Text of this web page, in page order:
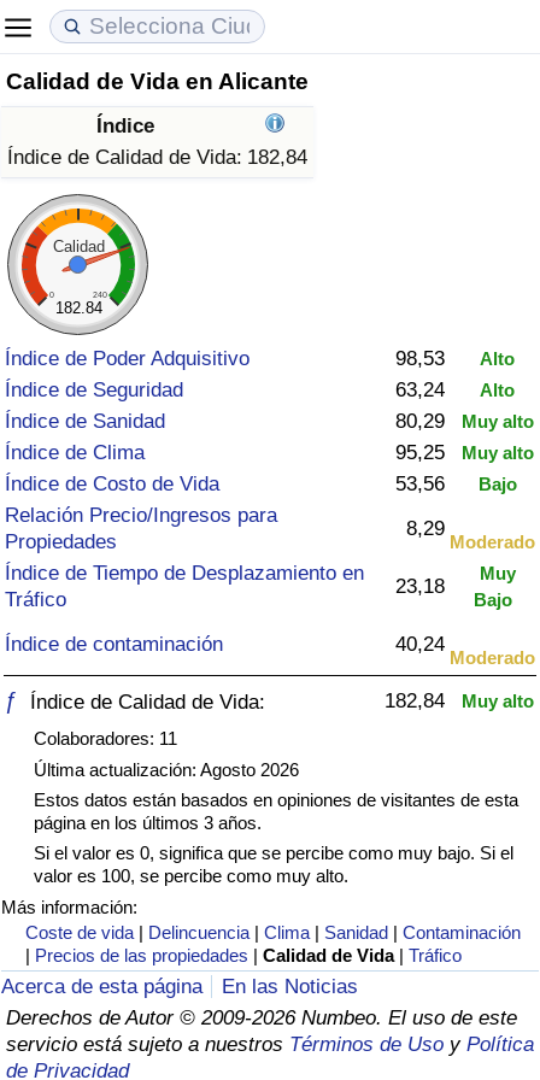
Calidad de Vida en Alicante
Índice
Índice de Calidad de Vida: 182,84
Calidad
0 240
182.84
Índice de Poder Adquisitivo 98,53 Alto
Índice de Seguridad 63,24 Alto
Índice de Sanidad 80,29 Muy alto
Índice de Clima 95,25 Muy alto
Índice de Costo de Vida 53,56 Bajo
Relación Precio/Ingresos para
Propiedades
8,29
Moderado
Índice de Tiempo de Desplazamiento en
Tráfico
23,18
Muy
Bajo
Índice de contaminación 40,24
Moderado
ƒ Índice de Calidad de Vida: 182,84
Muy alto
Colaboradores: 11
Última actualización: Agosto 2026
Estos datos están basados en opiniones de visitantes de esta
página en los últimos 3 años.
Si el valor es 0, significa que se percibe como muy bajo. Si el
valor es 100, se percibe como muy alto.
Más información:
Coste de vida | Delincuencia |Clima | Sanidad |Contaminación
| Precios de las propiedades |Calidad de Vida |Tráfico
Acerca de esta página
En las Noticias
Derechos de Autor © 2009-2026 Numbeo. El uso de este
servicio está sujeto a nuestros Términos de Uso y Política
de Privacidad
Coste de vida
Índice de Costo de Vida (Actual)
Índice de Costo de Vida
Índice de costo de vida por país
en aqaba
Precios de las propiedades
Índice de Precios de Inmuebles (Actual)
Índice de Precios de Inmuebles
Índice de Precios de Inmuebles por País
Calidad de Vida
Índice de Calidad de Vida
Índice de Calidad de Vida (Actual)
Índice de calidad de vida por país
Delincuencia
Calificación del Índice de Criminalidad
(Actual)
Índice de Criminalidad
Índice de criminalidad por país
Sanidad
Índice de Sanidad (Actual)
Índice de Sanidad
Índice de Sanidad por País
Contaminación
Índice de Contaminación (Actual)
Índice de contaminación
Índice de Contaminación por País